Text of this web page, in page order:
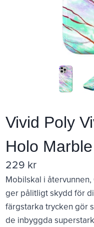
Vivid Poly
Holo Marble
229 kr
Mobilskal i
ger pålitligt skydd för
färgstarka trycken gör
de inbyggda